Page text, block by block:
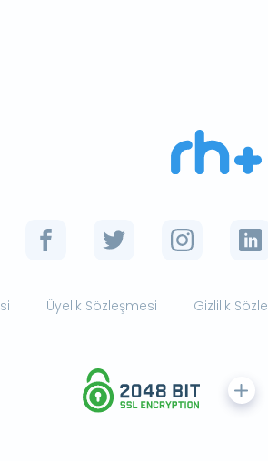
Üyelik Sözleşmesi Gizlilik